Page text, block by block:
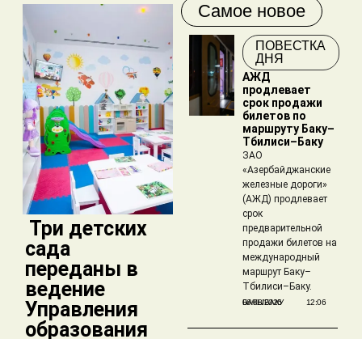
​ Три детских
сада
переданы в
ведение
Управления
образования
Самое новое
ПОВЕСТКА
ДНЯ
АЖД
продлевает
срок продажи
билетов по
маршруту Баку–
Тбилиси–Баку
ЗАО
«Азербайджанские
железные дороги»
(АЖД) продлевает
срок
предварительной
продажи билетов на
международный
маршрут Баку–
Тбилиси–Баку.
БАКЫБАКУ
06/08/2026 12:06